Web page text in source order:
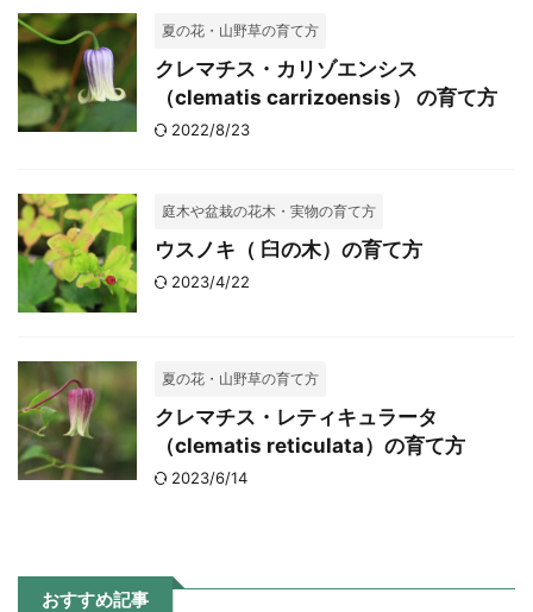
夏の花・山野草の育て方
クレマチス・カリゾエンシス
（clematis carrizoensis） の育て方
2022/8/23
庭木や盆栽の花木・実物の育て方
ウスノキ（ 臼の木）の育て方
2023/4/22
夏の花・山野草の育て方
クレマチス・レティキュラータ
（clematis reticulata）の育て方
2023/6/14
おすすめ記事